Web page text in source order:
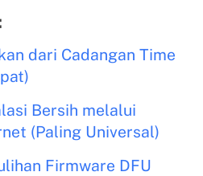
dari Cadangan Time
Bersih melalui
(Paling Universal)
Firmware DFU